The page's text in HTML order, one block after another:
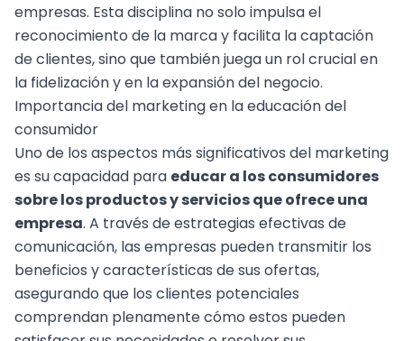
empresas. Esta disciplina no solo impulsa el
reconocimiento de la marca y facilita la captación
de clientes, sino que también juega un rol crucial en
la fidelización y en la expansión del negocio.
Importancia del marketing en la educación del
consumidor
Uno de los aspectos más significativos del marketing
es su capacidad para educar a los consumidores
sobre los productos y servicios que ofrece una
empresa. A través de estrategias efectivas de
comunicación, las empresas pueden transmitir los
beneficios y características de sus ofertas,
asegurando que los clientes potenciales
comprendan plenamente cómo estos pueden